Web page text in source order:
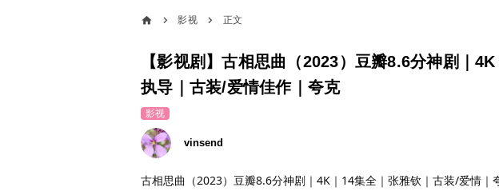
home chevron_right 影视 chevron_right 正文
【影视剧】古相思曲（2023）豆瓣8.6分神剧｜
执导｜古装/爱情佳作｜夸克
影视
vinsend
古相思曲（2023）豆瓣8.6分神剧｜4K｜14集全｜张雅钦｜古装/爱情｜